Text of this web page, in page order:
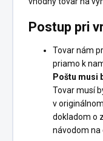
Postup pri
Tovar nám
priamo k
Poštu musi
Tovar musí
v
dokladom o
návodom na